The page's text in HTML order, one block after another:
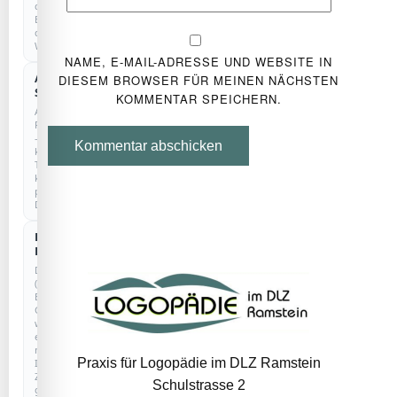
NAME, E-MAIL-ADRESSE UND WEBSITE IN
DIESEM BROWSER FÜR MEINEN NÄCHSTEN
KOMMENTAR SPEICHERN.
Kommentar abschicken
Praxis für Logopädie im DLZ Ramstein
Schulstrasse 2
den
Betrieb
der
Website.
Anonyme
Statistik
COOKIELOS
Anonyme
Reichweitenmessung
–
kein
Tracking,
keine
personenbezogenen
Daten.
Externe
Dienste
Drittanbieter
(z.
B.
Google)
werden
erst
nach
Ihrer
Zustimmung
geladen.